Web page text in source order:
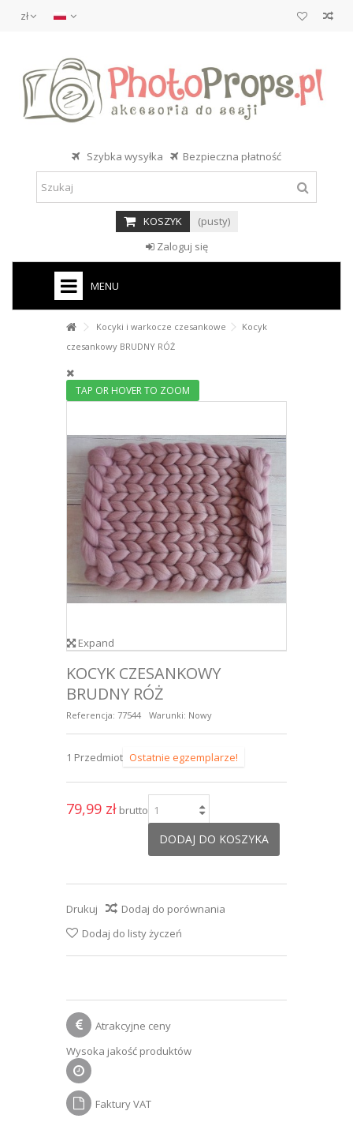
zł
Szybka wysyłka Bezpieczna płatność
KOSZYK
(pusty)
Zaloguj się
MENU
Kocyki i warkocze czesankowe
Kocyk
czesankowy BRUDNY RÓŻ
TAP OR HOVER TO ZOOM
Expand
KOCYK CZESANKOWY
BRUDNY RÓŻ
Referencja: 77544 Warunki: Nowy
1 Przedmiot Ostatnie egzemplarze!
79,99 zł brutto
DODAJ DO KOSZYKA
Drukuj
Dodaj do porównania
Dodaj do listy życzeń
Atrakcyjne ceny
Wysoka jakość produktów
Faktury VAT